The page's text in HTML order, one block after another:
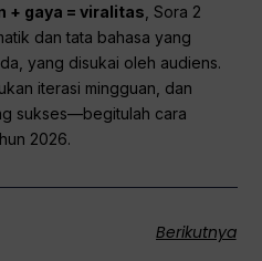
+ gaya = viralitas , Sora 2
dan tata bahasa yang
yang disukai oleh audiens.
iterasi mingguan, dan
sukses—begitulah cara
2026.
Berikutnya